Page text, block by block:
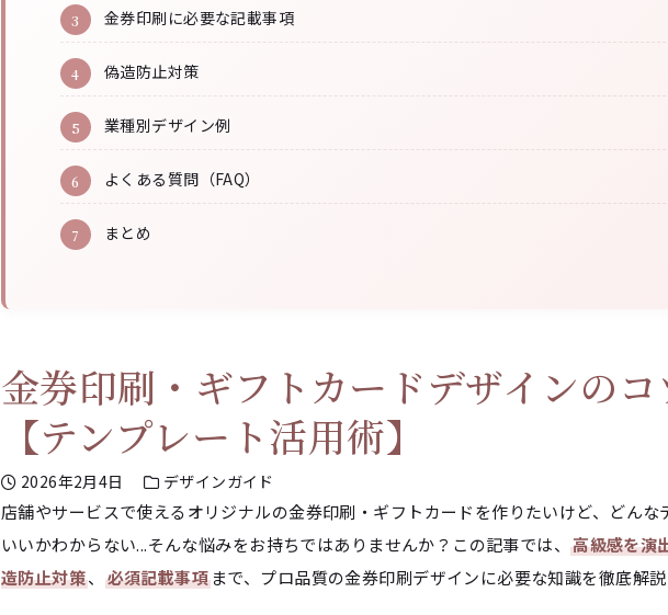
金券印刷に必要な記載事項
偽造防止対策
業種別デザイン例
よくある質問（FAQ）
まとめ
金券印刷・ギフトカードデザインの
【テンプレート活用術】
2026年2月4日 デザインガイド
店舗やサービスで使えるオリジナルの金券印刷・ギフトカードを作りたいけど、どんな
いいかわからない...そんな悩みをお持ちではありませんか？この記事では、高級感を演
造防止対策、 必須記載事項 まで、プロ品質の金券印刷デザインに必要な知識を徹底解